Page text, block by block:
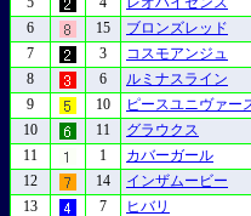
6
15 ブロンズレッド
7
3 コスモアンジュ
8
6 ルミナスライン
9
10 ピースユニヴァー
10
11 グラウクス
11
1 カバーガール
12
14 インザムービー
13
7 ヒバリ